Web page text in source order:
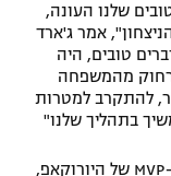
שלנו העונה,
אמר ג'ארד
טובים, היה
מהמשפחה
להתקרב למטרות
בתהליך שלנו"
הארפר, שמועמד לזכות גם העונה בתואר ה-MVP של היורוקאפ,